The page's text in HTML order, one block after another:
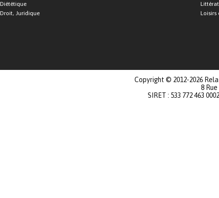
Diététique
Droit, Juridique
Loisirs
Copyright © 2012-2026
8
SIRET : 533 772 463